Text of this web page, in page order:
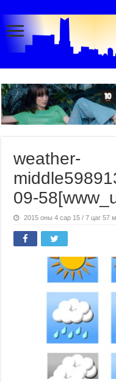
weather-
09-
2015 оны 4 сар 15 / 7 цаг 57